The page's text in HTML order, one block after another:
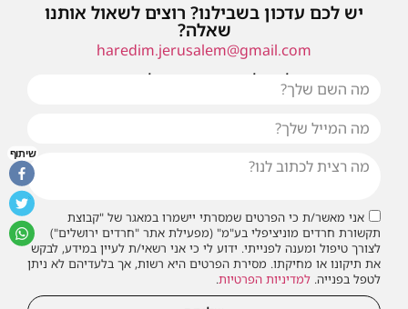
יש לכם עדכון בשבילנו? רוצים לשאול אותנו
שאלה?
haredim.jerusalem@gmail.com
או שילחו אלינו פנייה ונחזור אליכם בהקדם
אני מאשר/ת כי הפרטים שמסרתי יישמרו במאגר של "קבוצת
תקשורת חרדים מוניציפלי בע"מ" (מפעילת אתר "חרדים ירושלים")
לצורך טיפול ומענה לפנייתי. ידוע לי כי אני רשאי/ת לעיין במידע, לבקש
את תיקונו או מחיקתו. מסירת הפרטים היא רשות, אך בלעדיהם לא ניתן
לטפל בפנייה. למדיניות הפרטיות.
שיתוף